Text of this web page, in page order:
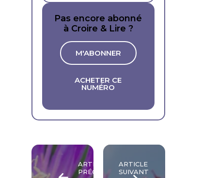
Pas encore abonné
à Croire & Lire ?
M'ABONNER
ACHETER CE
NUMÉRO
ARTICLE
PRÉCÉDENT
ARTICLE
SUIVANT